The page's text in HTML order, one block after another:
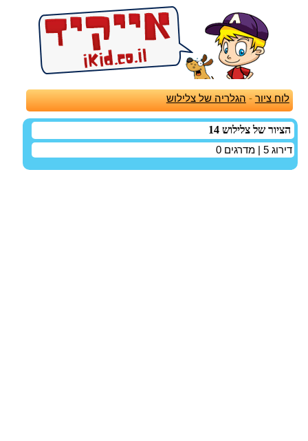
לוח ציור - הגלריה של צלילוש
הציור של צלילוש 14
דירוג 5 | מדרגים 0